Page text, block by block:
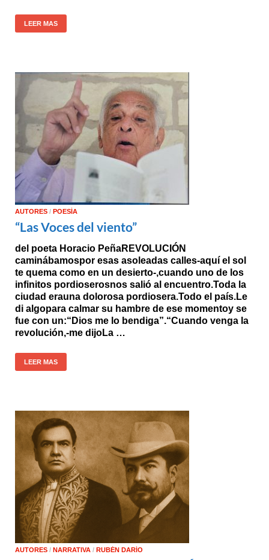
LEER MAS
AUTORES / POESÍA
“Las Voces del viento”
del poeta Horacio PeñaREVOLUCIÓN
caminábamospor esas asoleadas calles-aquí el sol
te quema como en un desierto-,cuando uno de los
infinitos pordioserosnos salió al encuentro.Toda la
ciudad erauna dolorosa pordiosera.Todo el país.Le
di algopara calmar su hambre de ese momentoy se
fue con un:“Dios me lo bendiga”.“Cuando venga la
revolución,-me dijoLa …
LEER MAS
AUTORES / NARRATIVA / RUBÉN DARÍO